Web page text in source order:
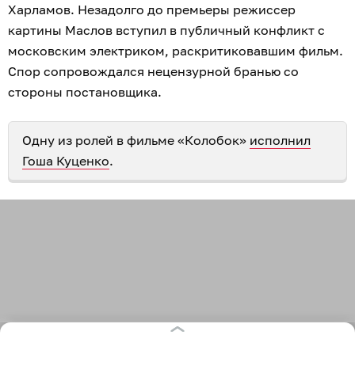
Харламов. Незадолго до премьеры режиссер
картины Маслов вступил в публичный конфликт с
московским электриком, раскритиковавшим фильм.
Спор сопровождался нецензурной бранью со
стороны постановщика.
Одну из ролей в фильме «Колобок» исполнил
Гоша Куценко.